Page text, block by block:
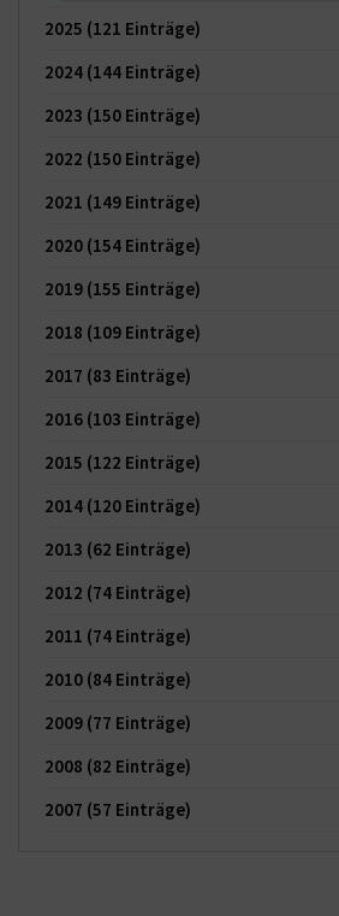
2025 (121 Einträge)
2024 (144 Einträge)
2023 (150 Einträge)
2022 (150 Einträge)
2021 (149 Einträge)
2020 (154 Einträge)
2019 (155 Einträge)
2018 (109 Einträge)
2017 (83 Einträge)
2016 (103 Einträge)
2015 (122 Einträge)
2014 (120 Einträge)
2013 (62 Einträge)
2012 (74 Einträge)
2011 (74 Einträge)
2010 (84 Einträge)
2009 (77 Einträge)
2008 (82 Einträge)
2007 (57 Einträge)